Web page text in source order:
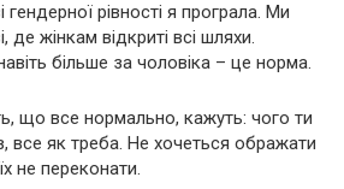
гендерної рівності я програла. Ми
де жінкам відкриті всі шляхи.
більше за чоловіка – це норма.
що все нормально, кажуть: чого ти
все як треба. Не хочеться ображати
не переконати.